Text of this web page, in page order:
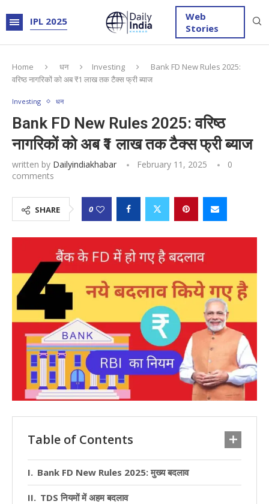
IPL 2025
Web
Stories
Home धन Investing
Bank FD New Rules 2025:
वरिष्ठ नागरिकों को अब ₹1 लाख तक टैक्स फ्री ब्याज
Investing धन
Bank FD New Rules 2025: वरिष्ठ
नागरिकों को अब ₹1 लाख तक टैक्स फ्री ब्याज
written by Dailyindiakhabar February 11, 2025
0
comments
SHARE 0
Table of Contents
Bank FD New Rules 2025: मुख्य बदलाव
TDS नियमों में अहम बदलाव